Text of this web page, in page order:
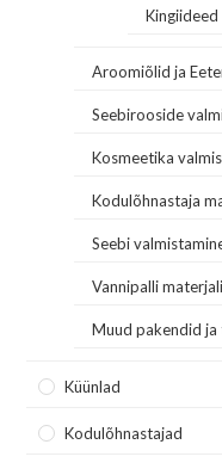
Kingiideed
Aroomiõlid ja
Seebirooside
Kosmeetika
Kodulõhnastaja
Seebi
Vannipalli
Muud pakendid
Küünlad
Kodulõhnastajad